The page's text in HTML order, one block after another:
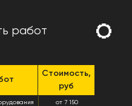
работ
Стоимость,
руб
от 7 150